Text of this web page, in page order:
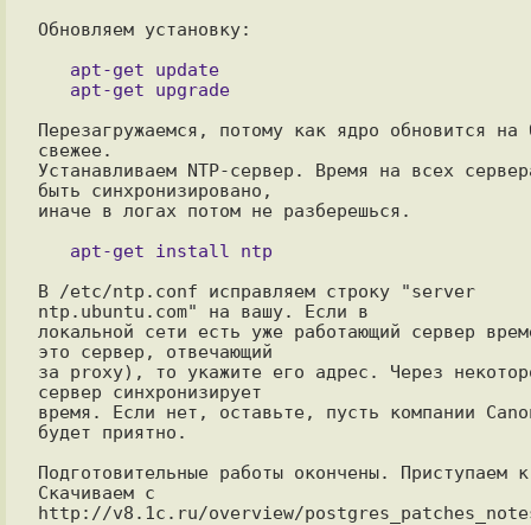
Обновляем установку:
   apt-get upgrade
Перезагружаемся, потому как ядро обновится на
свежее.
Устанавливаем NTP-сервер. Время на всех
быть синхронизировано,
иначе в логах потом не разберешься.
В /etc/ntp.conf исправляем строку "server
ntp.ubuntu.com" на вашу. Если в
локальной сети есть уже работающий сервер
это сервер, отвечающий
за proxy), то укажите его адрес. Через
сервер синхронизирует
время. Если нет, оставьте, пусть компании
будет приятно.
Подготовительные работы окончены. Приступаем
Скачиваем с
http://v8.1c.ru/overview/